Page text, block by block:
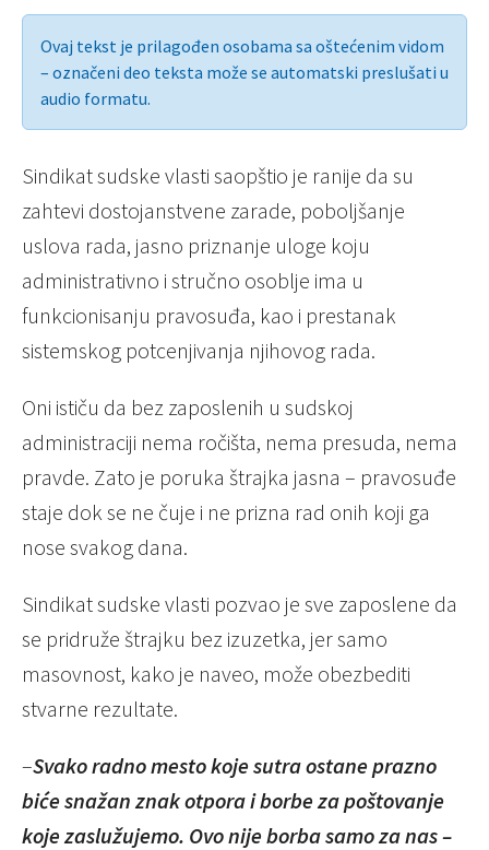
Ovaj tekst je prilagođen osobama sa oštećenim vidom
– označeni deo teksta može se automatski preslušati u
audio formatu.
Sindikat sudske vlasti saopštio je ranije da su
zahtevi dostojanstvene zarade, poboljšanje
uslova rada, jasno priznanje uloge koju
administrativno i stručno osoblje ima u
funkcionisanju pravosuđa, kao i prestanak
sistemskog potcenjivanja njihovog rada.
Oni ističu da bez zaposlenih u sudskoj
administraciji nema ročišta, nema presuda, nema
pravde. Zato je poruka štrajka jasna – pravosuđe
staje dok se ne čuje i ne prizna rad onih koji ga
nose svakog dana.
Sindikat sudske vlasti pozvao je sve zaposlene da
se pridruže štrajku bez izuzetka, jer samo
masovnost, kako je naveo, može obezbediti
stvarne rezultate.
–Svako radno mesto koje sutra ostane prazno
biće snažan znak otpora i borbe za poštovanje
koje zaslužujemo. Ovo nije borba samo za nas –